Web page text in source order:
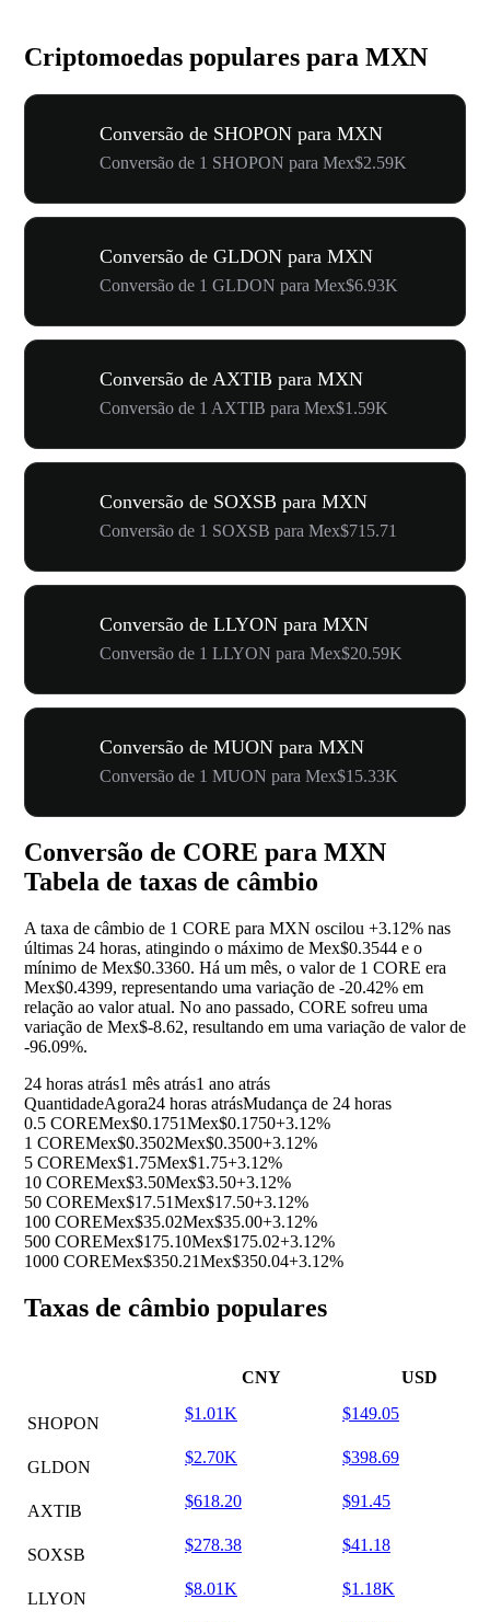
Criptomoedas populares para MXN
Conversão de SHOPON para MXN
Conversão de 1 SHOPON para Mex$2.59K
Conversão de GLDON para MXN
Conversão de 1 GLDON para Mex$6.93K
Conversão de AXTIB para MXN
Conversão de 1 AXTIB para Mex$1.59K
Conversão de SOXSB para MXN
Conversão de 1 SOXSB para Mex$715.71
Conversão de LLYON para MXN
Conversão de 1 LLYON para Mex$20.59K
Conversão de MUON para MXN
Conversão de 1 MUON para Mex$15.33K
Conversão de CORE para MXN
Tabela de taxas de câmbio
A taxa de câmbio de 1 CORE para MXN oscilou +3.12% nas
últimas 24 horas, atingindo o máximo de Mex$0.3544 e o
mínimo de Mex$0.3360. Há um mês, o valor de 1 CORE era
Mex$0.4399, representando uma variação de -20.42% em
relação ao valor atual. No ano passado, CORE sofreu uma
variação de Mex$-8.62, resultando em uma variação de valor de
-96.09%.
24 horas atrás1 mês atrás1 ano atrás
QuantidadeAgora24 horas atrásMudança de 24 horas
0.5 COREMex$0.1751Mex$0.1750+3.12%
1 COREMex$0.3502Mex$0.3500+3.12%
5 COREMex$1.75Mex$1.75+3.12%
10 COREMex$3.50Mex$3.50+3.12%
50 COREMex$17.51Mex$17.50+3.12%
100 COREMex$35.02Mex$35.00+3.12%
500 COREMex$175.10Mex$175.02+3.12%
1000 COREMex$350.21Mex$350.04+3.12%
Taxas de câmbio populares
CNY USD
SHOPON
$1.01K $149.05
GLDON
$2.70K $398.69
AXTIB
$618.20 $91.45
SOXSB
$278.38 $41.18
LLYON
$8.01K $1.18K